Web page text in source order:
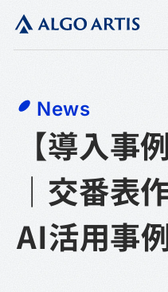
News
【導入事
｜交番表
AI活用事